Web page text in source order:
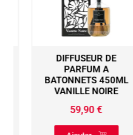
DIFFUSEUR DE
PARFUM A
BATONNETS 450ML
VANILLE NOIRE
59,90€